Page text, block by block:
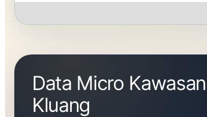
Data Micro
Kluang